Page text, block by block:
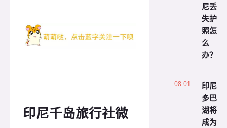
印尼千岛旅行社微
尼丢
失护
照怎
么
办？
08-01
印尼
多巴
湖将
成为